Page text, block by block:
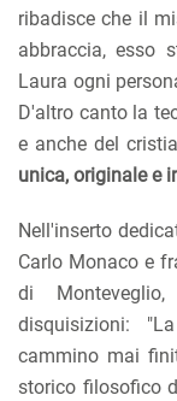
ribadisce che il
abbraccia, esso
Laura ogni
D'altro canto la
e anche del
unica, originale e
Nell'inserto
Carlo Monaco e
di
disquisizioni:
cammino mai
storico filosofico